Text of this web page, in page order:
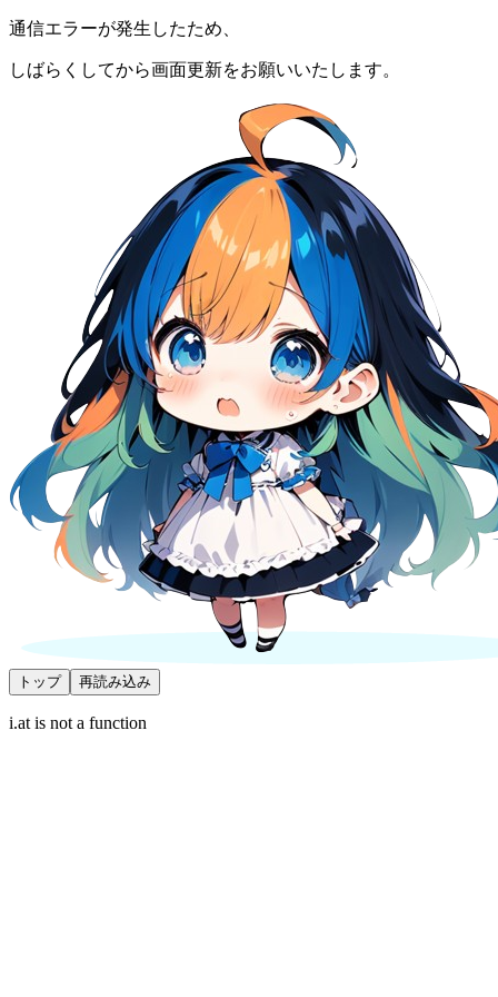
通信エラーが発生したため、
しばらくしてから画面更新をお願いいたします。
トップ 再読み込み
i.at is not a function